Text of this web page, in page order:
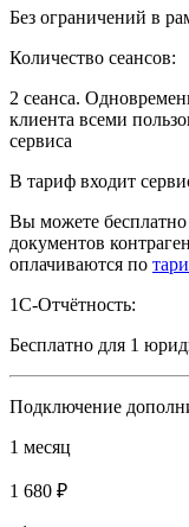
Без ограничений в
Количество сеансов:
2 сеанса.
клиента всеми
сервиса
В тариф входит
Вы можете бесплатно
документов
оплачиваются по
1С-Отчётность:
Бесплатно для 1
Подключение
1 месяц
1 680 ₽